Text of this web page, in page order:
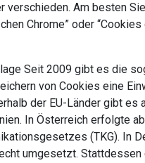
verschieden. Am besten
Chrome” oder
Seit 2009 gibt es die
von Cookies eine
der EU-Länder gibt
In Österreich erfolgte
(TKG). In
umgesetzt.